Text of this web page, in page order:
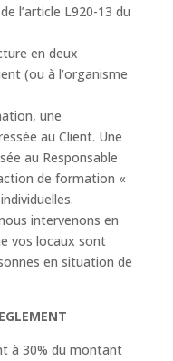
l’article L920-13 du
en deux
(ou à l’organisme
une
au Client. Une
au Responsable
de formation «
intervenons en
vos locaux sont
en situation de
à 30% du montant